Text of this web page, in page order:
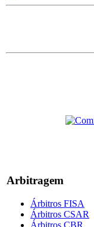
Arbitragem
Árbitros FISA
Árbitros CSAR
Árbitros CBR